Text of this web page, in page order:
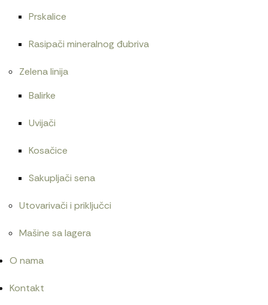
Prskalice
Rasipači mineralnog đubriva
Zelena linija
Balirke
Uvijači
Kosačice
Sakupljači sena
Utovarivači i priključci
Mašine sa lagera
O nama
Kontakt